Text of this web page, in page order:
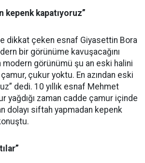
kepenk kapatıyoruz”
dikkat çeken esnaf Giyasettin Bora
bir görünüme kavuşacağını
modern görünümü şu an eski halini
çukur yoktu. En azından eski
dedi. 10 yıllık esnaf Mehmet
yağdığı zaman cadde çamur içinde
dolayı siftah yapmadan kepenk